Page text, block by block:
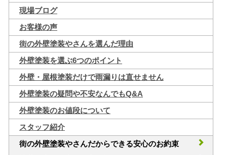
現場ブログ
お客様の声
街の外壁塗装やさんを選んだ理由
外壁塗装を選ぶ6つのポイント
外壁・屋根塗装だけで雨漏りは直せません
外壁塗装の疑問や不安なんでもQ&A
外壁塗装のお値段について
スタッフ紹介
街の外壁塗装やさんだからできる安心のお約束